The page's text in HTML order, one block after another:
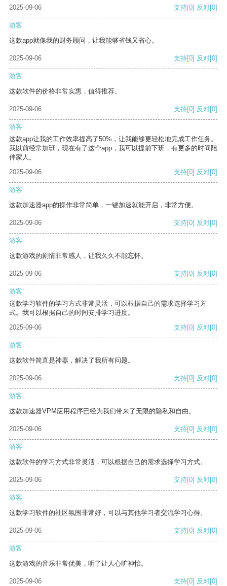
2025-09-06 支持[0] 反对[0]
游客
这款app就像我的财务顾问，让我能够省钱又省心。
2025-09-06 支持[0] 反对[0]
游客
这款软件的价格非常实惠，值得推荐。
2025-09-06 支持[0] 反对[0]
游客
这款app让我的工作效率提高了50%，让我能够更轻松地完成工作任务。
我以前经常加班，现在有了这个app，我可以提前下班，有更多的时间陪
伴家人。
2025-09-06
支持[0] 反对[0]
游客
这款加速器app的操作非常简单，一键加速就能开启，非常方便。
2025-09-06 支持[0] 反对[0]
游客
这款游戏的剧情非常感人，让我久久不能忘怀。
2025-09-06 支持[0] 反对[0]
游客
这款学习软件的学习方式非常灵活，可以根据自己的需求选择学习方
式。我可以根据自己的时间安排学习进度。
2025-09-06
支持[0] 反对[0]
游客
这款软件简直是神器，解决了我所有问题。
2025-09-06 支持[0] 反对[0]
游客
这款加速器VPM应用程序已经为我们带来了无限的隐私和自由。
2025-09-06 支持[0] 反对[0]
游客
这款软件的学习方式非常灵活，可以根据自己的需求选择学习方式。
2025-09-06 支持[0] 反对[0]
游客
这款学习软件的社区氛围非常好，可以与其他学习者交流学习心得。
2025-09-06 支持[0] 反对[0]
游客
这款游戏的音乐非常优美，听了让人心旷神怡。
2025-09-06 支持[0] 反对[0]